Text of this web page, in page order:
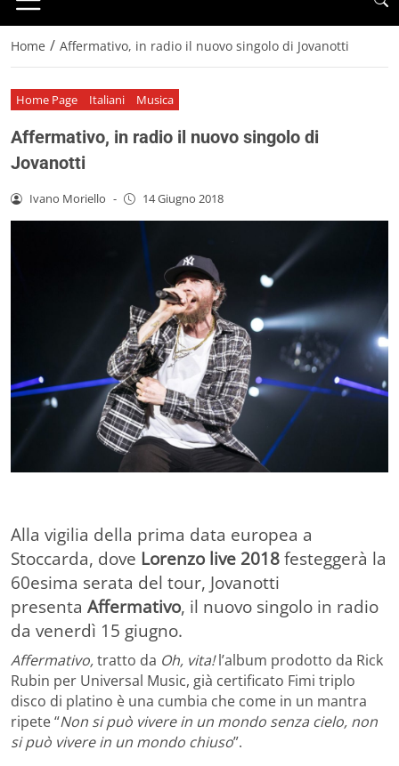
Home / Affermativo, in radio il nuovo singolo di Jovanotti
Home Page Italiani Musica
Affermativo, in radio il nuovo singolo di
Jovanotti
Ivano Moriello - 14 Giugno 2018
Alla vigilia della prima data europea a
Stoccarda, dove Lorenzo live 2018 festeggerà la
60esima serata del tour, Jovanotti
presenta Affermativo, il nuovo singolo in radio
da venerdì 15 giugno.
Affermativo,tratto da Oh, vita!l’album prodotto da Rick
Rubin per Universal Music, già certificato Fimi triplo
disco di platino è una cumbia che come in un mantra
ripete “Non si può vivere in un mondo senza cielo, non
si può vivere in un mondo chiuso”.